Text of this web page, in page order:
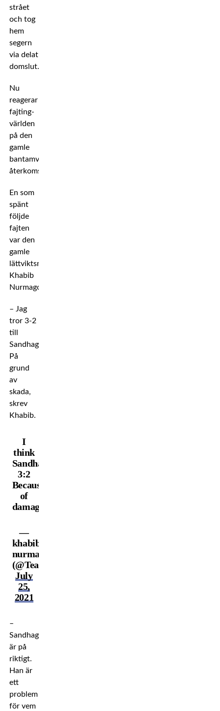
strået
och tog
hem
segern
via delat
domslut.
Nu
reagerar
fajting-
världen
på den
gamle
bantamviktsmästarens
återkomst.
En som
spänt
följde
fajten
var den
gamle
lättviktsmästaren
Khabib
Nurmagomedov.
– Jag
tror 3-2
till
Sandhagen.
På
grund
av
skada,
skrev
Khabib.
I
think
Sandhagen
3:2
Because
of
damage
—
khabib
nurmagomedov
(@TeamKhabib)
July
25,
2021
–
Sandhagen
är på
riktigt.
Han är
ett
problem
för vem